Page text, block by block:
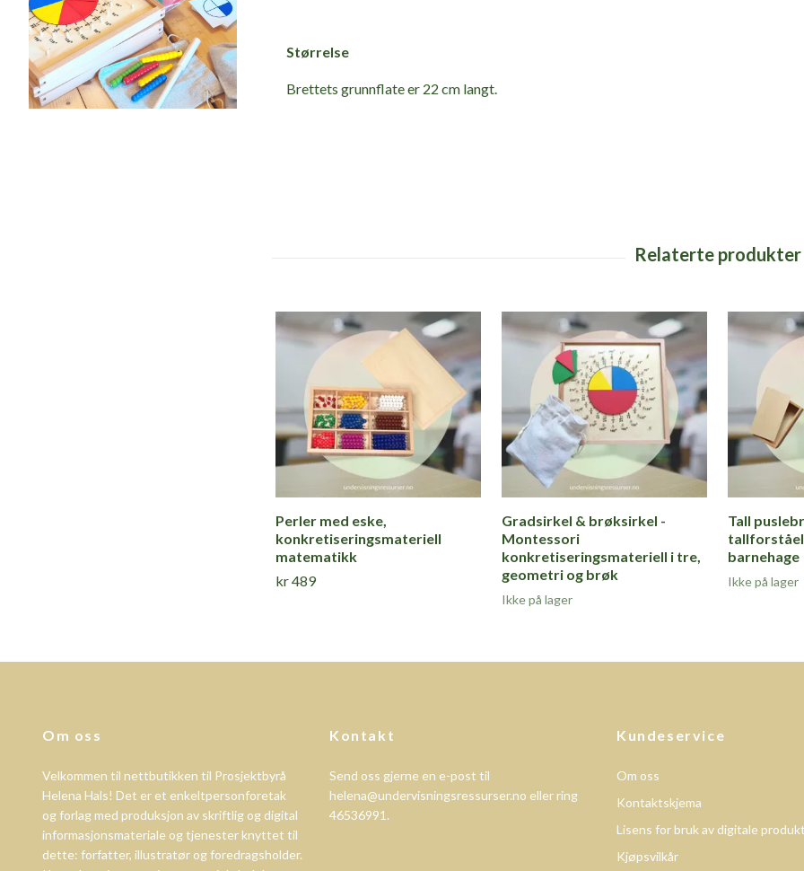
Størrelse
Brettets grunnflate er 22 cm langt.
Perler med eske,
konkretiseringsmateriell
matematikk
kr 489
Gradsirkel & brøksirkel -
Montessori
konkretiseringsmateriell i tre,
geometri og brøk
Ikke på lager
Tall
barnehage
Ikke på lager
Om oss
Velkommen til nettbutikken til Prosjektbyrå
Helena Hals! Det er et enkeltpersonforetak
og forlag med produksjon av skriftlig og digital
informasjonsmateriale og tjenester knyttet til
dette: forfatter, illustratør og foredragsholder.
Kontakt
Send oss gjerne en e-post til
helena@undervisningsressurser.no eller ring
46536991.
Kundeservice
Om oss
Kontaktskjema
Lisens for bruk av digitale
Kjøpsvilkår